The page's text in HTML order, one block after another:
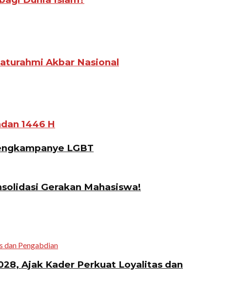
Akbar Nasional
1446 H
LGBT
Gerakan Mahasiswa!
Ajak Kader Perkuat Loyalitas dan